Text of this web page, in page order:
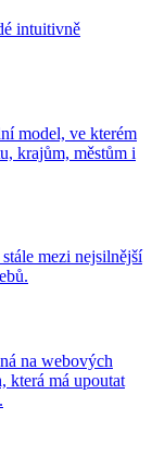
intuitivně
model, ve kterém
krajům, městům i
mezi nejsilnější
na webových
která má upoutat